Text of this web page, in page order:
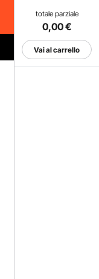
totale parziale
0,00€
Vai al carrello